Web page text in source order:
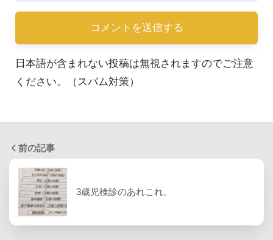
日本語が含まれない投稿は無視されますのでご注意
ください。（スパム対策）
前の記事
3歳児検診のあれこれ。